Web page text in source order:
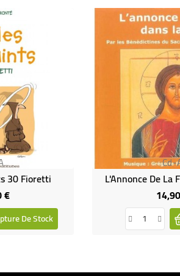
30 Fioretti
€Prix
De Stock
Cd-
L'Annonce De La